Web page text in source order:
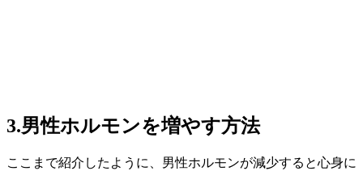
3.男性ホルモンを増やす方法
ここまで紹介したように、男性ホルモンが減少すると心身に